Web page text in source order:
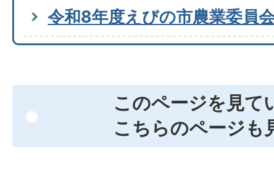
令和8年度えびの市農業委員
このページを見て
こちらのページも